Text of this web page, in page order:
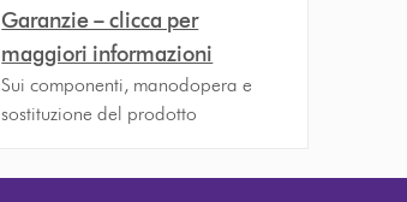
Garanzie – clicca per
maggiori informazioni
Sui componenti, manodopera e
sostituzione del prodotto